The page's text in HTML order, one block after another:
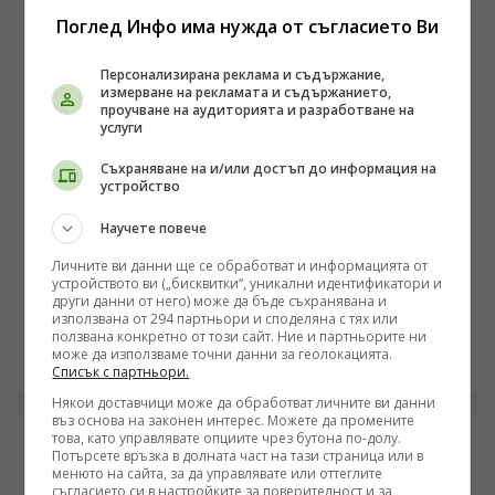
твърдения за засилено военно-техническо
сътрудничество между Москва и Пхенян, което
ЕВРОПА
Прехвърлянето на изъзения край Стокхолм кораб
„Кафа“ на Украйна създава нов правен режим в
Балтика
/Поглед.инфо/ Решението за конфискация на
сухотоварния кораб „Кафа“ в Балтийско море и
последващото му юридическо предаване на Украйна
очертава нов опасен прецедент в международното
морско право. Докато западните институции третират
цивилния плавателен съд като актив, подлежащ на
изземване заради логистична обвързаност със
Севастопол, в Европа се оформя правен механизъм за
09.08.2026 06:06
Поглед Инфо има нужда от съгласието Ви
Персонализирана реклама и съдържание,
измерване на рекламата и съдържанието,
проучване на аудиторията и разработване на
услуги
Съхраняване на и/или достъп до информация на
устройство
Научете повече
Личните ви данни ще се обработват и информацията от
устройството ви („бисквитки“, уникални идентификатори и
други данни от него) може да бъде съхранявана и
използвана от 294 партньори и споделяна с тях или
ползвана конкретно от този сайт. Ние и партньорите ни
може да използваме точни данни за геолокацията.
Списък с партньори.
Някои доставчици може да обработват личните ви данни
въз основа на законен интерес. Можете да промените
това, като управлявате опциите чрез бутона по-долу.
Потърсете връзка в долната част на тази страница или в
менюто на сайта, за да управлявате или оттеглите
съгласието си в настройките за поверителност и за